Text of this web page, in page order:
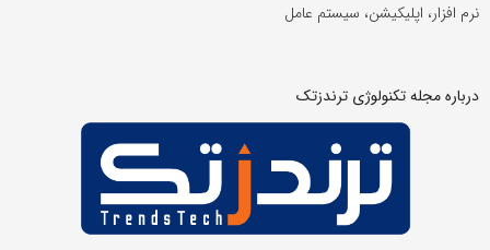
نرم افزار، اپلیکیشن، سیستم عامل
درباره مجله تکنولوژی ترندزتک